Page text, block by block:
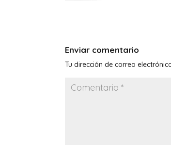
Enviar comentario
Tu dirección de correo